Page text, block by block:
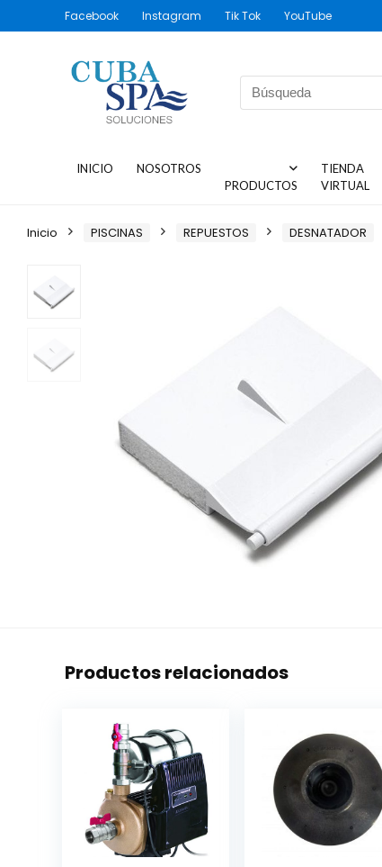
Facebook Instagram Tik Tok YouTube
INICIO
NOSOTROS
PRODUCTOS
TIENDA
VIRTUAL
Inicio PISCINAS REPUESTOS DESNATADOR
Productos relacionados